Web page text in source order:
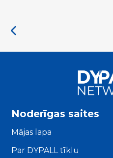
Noderīgas saites
Mājas lapa
Par DYPALL tīklu